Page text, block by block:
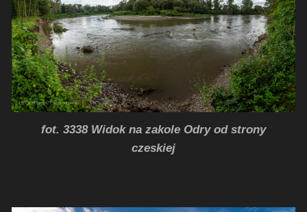
fot. 3338 Widok na zakole Odry od strony
czeskiej